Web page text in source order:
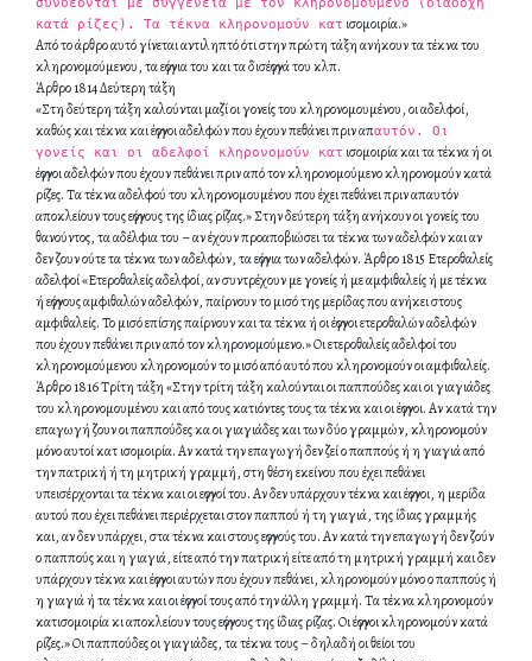
κατά ρίζες). Τα τέκνα κληρονομούν κατ ισομοιρία.»
Από το άρθρο αυτό γίνεται αντιληπτό ότι στην πρώτη τάξη ανήκουν τα τέκνα του
κληρονομούμενου, τα εγγόνια του και τα δισέγγονά του κλπ.
Άρθρο 1814 Δεύτερη τάξη
«Στη δεύτερη τάξη καλούνται μαζί οι γονείς του κληρονομουμένου, οι αδελφοί,
καθώς και τέκνα και έγγονοι αδελφών που έχουν πεθάνει πριν απαυτόν. Οι
γονείς και οι αδελφοί κληρονομούν κατ ισομοιρία και τα τέκνα ή οι
έγγονοι αδελφών που έχουν πεθάνει πριν από τον κληρονομούμενο κληρονομούν κατά
ρίζες. Τα τέκνα αδελφού του κληρονομουμένου που έχει πεθάνει πριν απαυτόν
αποκλείουν τους εγγόνους της ίδιας ρίζας.» Στην δεύτερη τάξη ανήκουν οι γονείς του
θανούντος, τα αδέλφια του – αν έχουν προαποβιώσει τα τέκνα των αδελφών και αν
δεν ζουν ούτε τα τέκνα των αδελφών, τα εγγόνια των αδελφών. Άρθρο 1815 Ετεροθαλείς
αδελφοί «Ετεροθαλείς αδελφοί, αν συντρέχουν με γονείς ή με αμφιθαλείς ή με τέκνα
ή εγγόνους αμφιθαλών αδελφών, παίρνουν το μισό της μερίδας που ανήκει στους
αμφιθαλείς. Το μισό επίσης παίρνουν και τα τέκνα ή οι έγγονοι ετεροθαλών αδελφών
που έχουν πεθάνει πριν από τον κληρονομούμενο.» Οι ετεροθαλείς αδελφοί του
κληρονομούμενου κληρονομούν το μισό από αυτό που κληρονομούν οι αμφιθαλείς.
Άρθρο 1816 Τρίτη τάξη «Στην τρίτη τάξη καλούνται οι παππούδες και οι γιαγιάδες
του κληρονομουμένου και από τους κατιόντες τους τα τέκνα και οι έγγονοι. Αν κατά την
επαγωγή ζουν οι παππούδες κα οι γιαγιάδες και των δύο γραμμών, κληρονομούν
μόνο αυτοί κατ ισομοιρία. Αν κατά την επαγωγή δεν ζεί ο παππούς ή η γιαγιά από
την πατρική ή τη μητρική γραμμή, στη θέση εκείνου που έχει πεθάνει
υπεισέρχονται τα τέκνα και οι εγγονοί του. Αν δεν υπάρχουν τέκνα και έγγονοι, η μερίδα
αυτού που έχει πεθάνει περιέρχεται στον παππού ή τη γιαγιά, της ίδιας γραμμής
και, αν δεν υπάρχει, στα τέκνα και στους εγγονούς του. Αν κατά την επαγωγή δεν ζούν
ο παππούς και η γιαγιά, είτε από την πατρική είτε από τη μητρική γραμμή και δεν
υπάρχουν τέκνα και έγγονοι αυτών που έχουν πεθάνει, κληρονομούν μόνο ο παππούς ή
η γιαγιά ή τα τέκνα και οι έγγονοί τους από την άλλη γραμμή. Τα τέκνα κληρονομούν
κατισομοιρία κι αποκλείουν τους εγγόνους της ίδιας ρίζας. Οι έγγονοι κληρονομούν κατά
ρίζες.» Οι παππούδες οι γιαγιάδες, τα τέκνα τους – δηλαδή οι θείοι του